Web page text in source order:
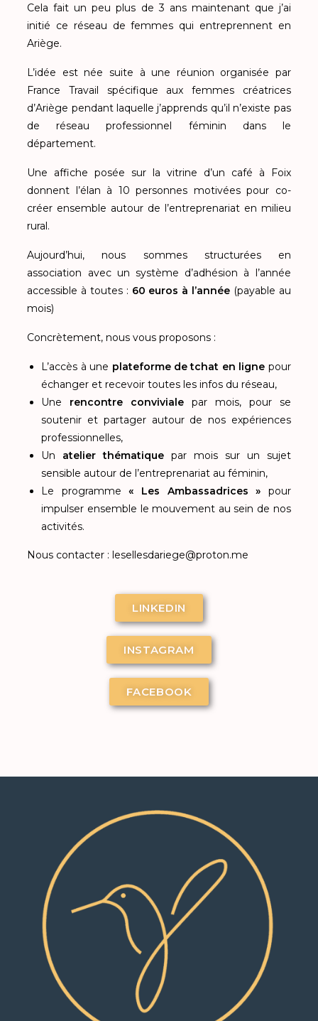
Cela fait un peu plus de 3 ans maintenant que j’ai
initié ce réseau de femmes qui entreprennent en
Ariège.
L’idée est née suite à une réunion organisée par
France Travail spécifique aux femmes créatrices
d’Ariège pendant laquelle j’apprends qu’il n’existe pas
de réseau professionnel féminin dans le
département.
Une affiche posée sur la vitrine d’un café à Foix
donnent l’élan à 10 personnes motivées pour co-
créer ensemble autour de l’entreprenariat en milieu
rural.
Aujourd’hui, nous sommes structurées en
association avec un système d’adhésion à l’année
accessible à toutes : 60 euros à l’année (payable au
mois)
Concrètement, nous vous proposons :
L’accès à une plateforme de tchat en ligne pour
échanger et recevoir toutes les infos du réseau,
Une rencontre conviviale par mois, pour se
soutenir et partager autour de nos expériences
professionnelles,
Un atelier thématique par mois sur un sujet
sensible autour de l’entreprenariat au féminin,
Le programme« Les Ambassadrices » pour
impulser ensemble le mouvement au sein de nos
activités.
Nous contacter : lesellesdariege@proton.me
LINKEDIN
INSTAGRAM
FACEBOOK